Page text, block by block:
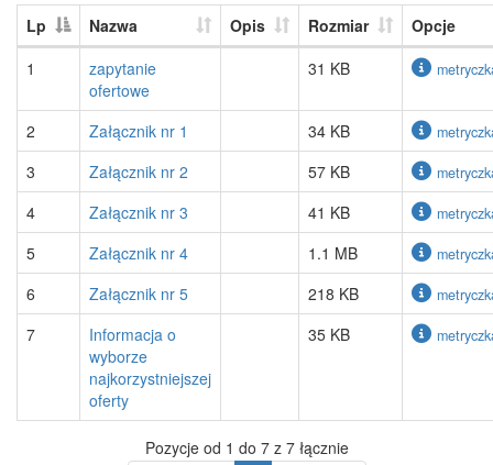
Lp Nazwa Opis Rozmiar
Opcje
1
zapytanie
ofertowe
31 KB
2 Załącznik nr 1 34 KB
3 Załącznik nr 2 57 KB
4 Załącznik nr 3 41 KB
5 Załącznik nr 4 1.1 MB
6 Załącznik nr 5 218 KB
7
Informacja o
wyborze
najkorzystniejszej
oferty
35 KB
Pozycje od 1 do 7 z 7 łącznie